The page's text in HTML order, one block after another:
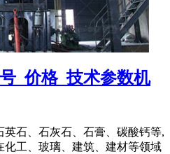
_价格_技术参数机
英石、石灰石、石膏、碳酸钙等,
化工、玻璃、建筑、建材等领域